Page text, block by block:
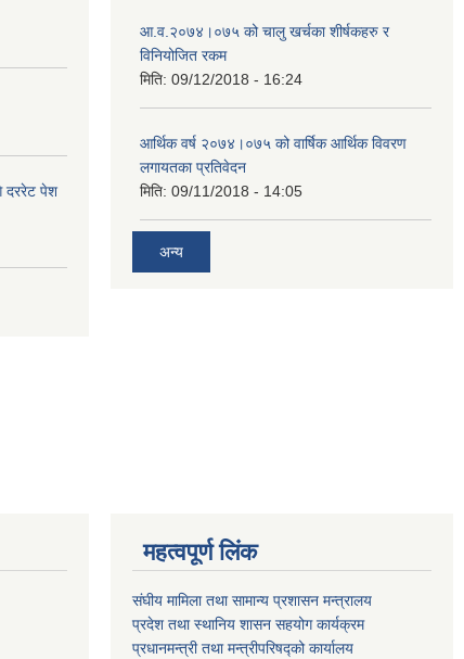
दररेट पेश
आ.व.२०७४।०७५ को चालु खर्चका शीर्षकहरु र
विनियोजित रकम
मिति: 09/12/2018 - 16:24
आर्थिक वर्ष २०७४।०७५ को वार्षिक आर्थिक विवरण
लगायतका प्रतिवेदन
मिति: 09/11/2018 - 14:05
अन्य
महत्वपूर्ण लिंक
संघीय मामिला तथा सामान्य प्रशासन मन्त्रालय
प्रदेश तथा स्थानिय शासन सहयोग कार्यक्रम
प्रधानमन्त्री तथा मन्त्रीपरिषद्को कार्यालय